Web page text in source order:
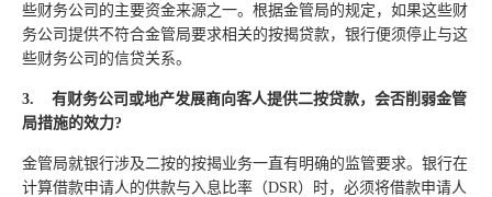
些财务公司的主要资金来源之一。根据金管局的规定，如果这些财
务公司提供不符合金管局要求相关的按揭贷款，银行便须停止与这
些财务公司的信贷关系。
3. 有财务公司或地产发展商向客人提供二按贷款，会否削弱金管
局措施的效力?
金管局就银行涉及二按的按揭业务一直有明确的监管要求。银行在
计算借款申请人的供款与入息比率（DSR）时，必须将借款申请人